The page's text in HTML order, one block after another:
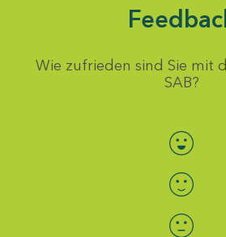
Wie zufrieden sind Sie mit
SAB?